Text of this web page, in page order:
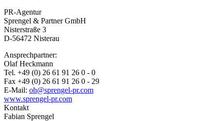
PR-Agentur
Sprengel & Partner GmbH
Nisterstraße 3
D-56472 Nisterau
Ansprechpartner:
Olaf Heckmann
Tel. +49 (0) 26 61 91 26 0 - 0
Fax +49 (0) 26 61 91 26 0 - 29
E-Mail: oh@sprengel-pr.com
www.sprengel-pr.com
Kontakt
Fabian Sprengel